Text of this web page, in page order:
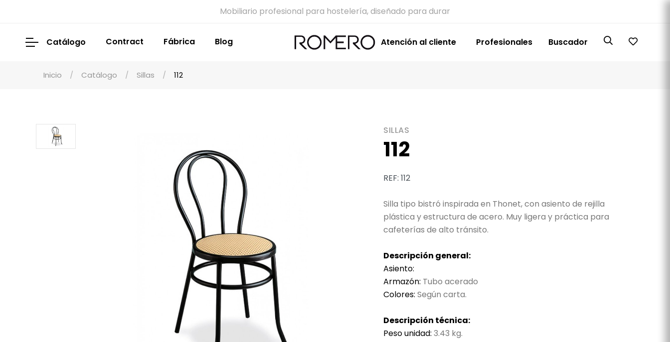
Mobiliario profesional para hostelería, diseñado para durar
Catálogo Contract Fábrica Blog Atención al cliente Profesionales Buscador
Inicio Catálogo Sillas 112
SILLAS
112
REF: 112
Silla tipo bistró inspirada en Thonet, con asiento de rejilla
plástica y estructura de acero. Muy ligera y práctica para
cafeterías de alto tránsito.
Descripción general:
Asiento:
Armazón: Tubo acerado
Colores: Según carta.
Descripción técnica:
Peso unidad:3.43 kg.